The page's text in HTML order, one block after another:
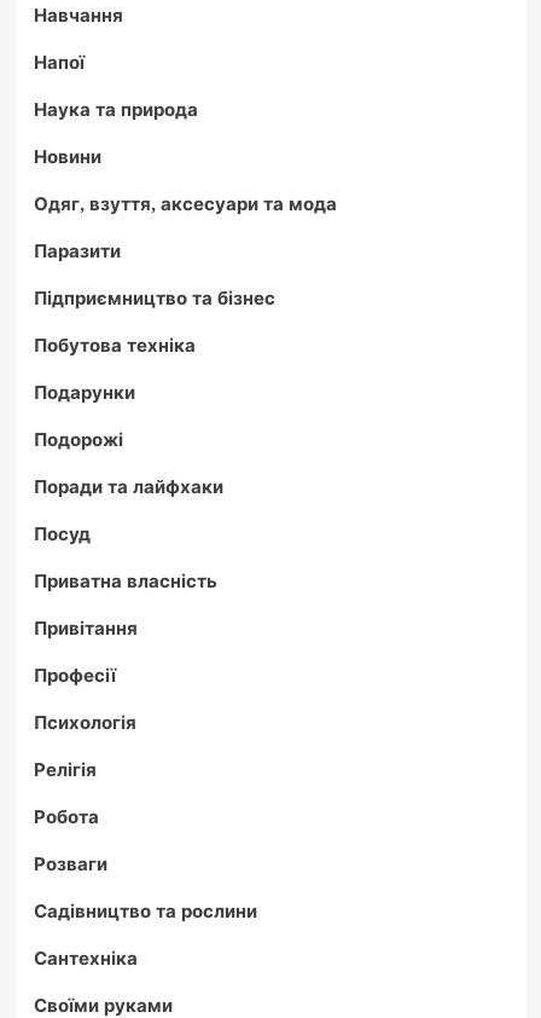
Навчання
Напої
Наука та природа
Новини
Одяг, взуття, аксесуари та мода
Паразити
Підприємництво та бізнес
Побутова техніка
Подарунки
Подорожі
Поради та лайфхаки
Посуд
Приватна власність
Привітання
Професії
Психологія
Релігія
Робота
Розваги
Садівництво та рослини
Сантехніка
Своїми руками